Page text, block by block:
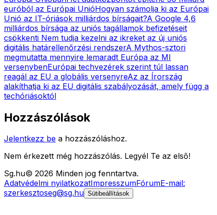
euróból az Európai UnióHogyan számolja ki az Európai
Unió az IT-óriások milliárdos bírságait?A Google 4,6
milliárdos bírsága az uniós tagállamok befizetéseit
csökkenti Nem tudja kezelni az ikreket az új uniós
digitális határellenőrzési rendszerA Mythos-sztori
megmutatta mennyire lemaradt Európa az MI
versenybenEurópai techvezérek szerint túl lassan
reagál az EU a globális versenyreAz az Írország
alakíthatja ki az EU digitális szabályozását, amely függ a
techóriásoktól
Hozzászólások
Jelentkezz be a hozzászóláshoz.
Nem érkezett még hozzászólás. Legyél Te az első!
Sg.hu© 2026 Minden jog fenntartva.
Adatvédelmi nyilatkozatImpresszumFórumE-mail:
szerkesztoseg@sg.hu Sütibeállítások